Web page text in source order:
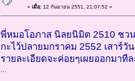
« เมื่อ:12 กันยายน 2551, 21:07:52 »
พี่หมอโอภาส นิลยนิมิต 2510 ชวน
กะไว้ปลายมกราคม 2552 เสาร์
รายละเอียดจะค่อยๆเผยออกมา